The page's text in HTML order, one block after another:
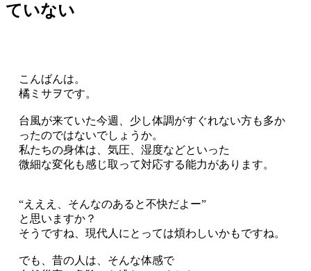
ていない
こんばんは。
橘ミサヲです。
台風が来ていた今週、少し体調がすぐれない方も多か
ったのではないでしょうか。
私たちの身体は、気圧、湿度などといった
微細な変化も感じ取って対応する能力があります。
“えええ、そんなのあると不快だよー”
と思いますか？
そうですね、現代人にとっては煩わしいかもですね。
でも、昔の人は、そんな体感で